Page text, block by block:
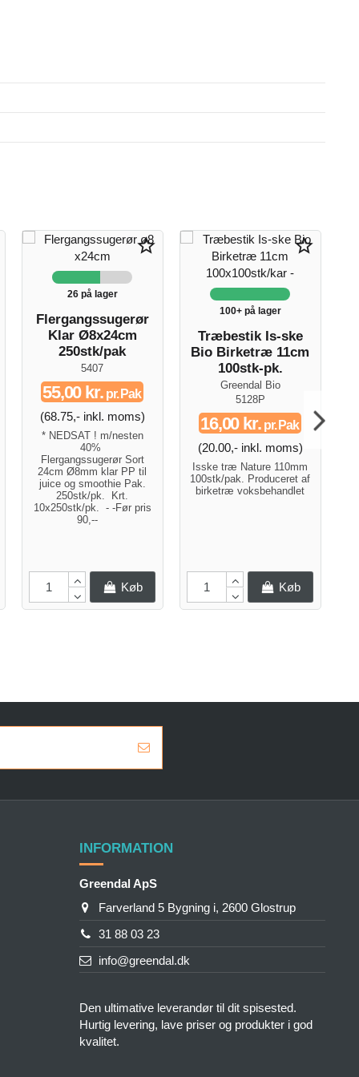
star_border
26 på lager
Flergangssugerør
Klar Ø8x24cm
250stk/pak
5407
55,00 kr.pr. Pak
(68.75,- inkl. moms)
* NEDSAT ! m/nesten
40%
Flergangssugerør Sort
24cm Ø8mm klar PP til
juice og smoothie Pak.
250stk/pk. Krt.
10x250stk/pk. - -Før pris
90,--
Køb
star_border
100+ på lager
Træbestik Is-ske
Bio Birketræ 11cm
100stk-pk.
Greendal Bio
5128P
16,00 kr.pr. Pak
(20.00,- inkl. moms)
Isske træ Nature 110mm
100stk/pak. Produceret af
birketræ voksbehandlet
Køb
INFORMATION
Greendal ApS
Farverland 5 Bygning i, 2600 Glostrup
31 88 03 23
info@greendal.dk
Den ultimative leverandør til dit spisested.
Hurtig levering, lave priser og produkter i god
kvalitet.